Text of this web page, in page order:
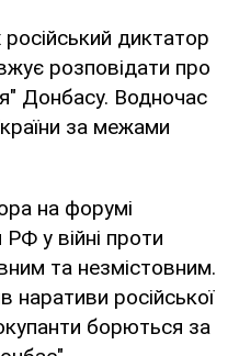
російський диктатор
розповідати про
Донбасу. Водночас
за межами
на форумі
у війні проти
та незмістовним.
наративи російської
борються за